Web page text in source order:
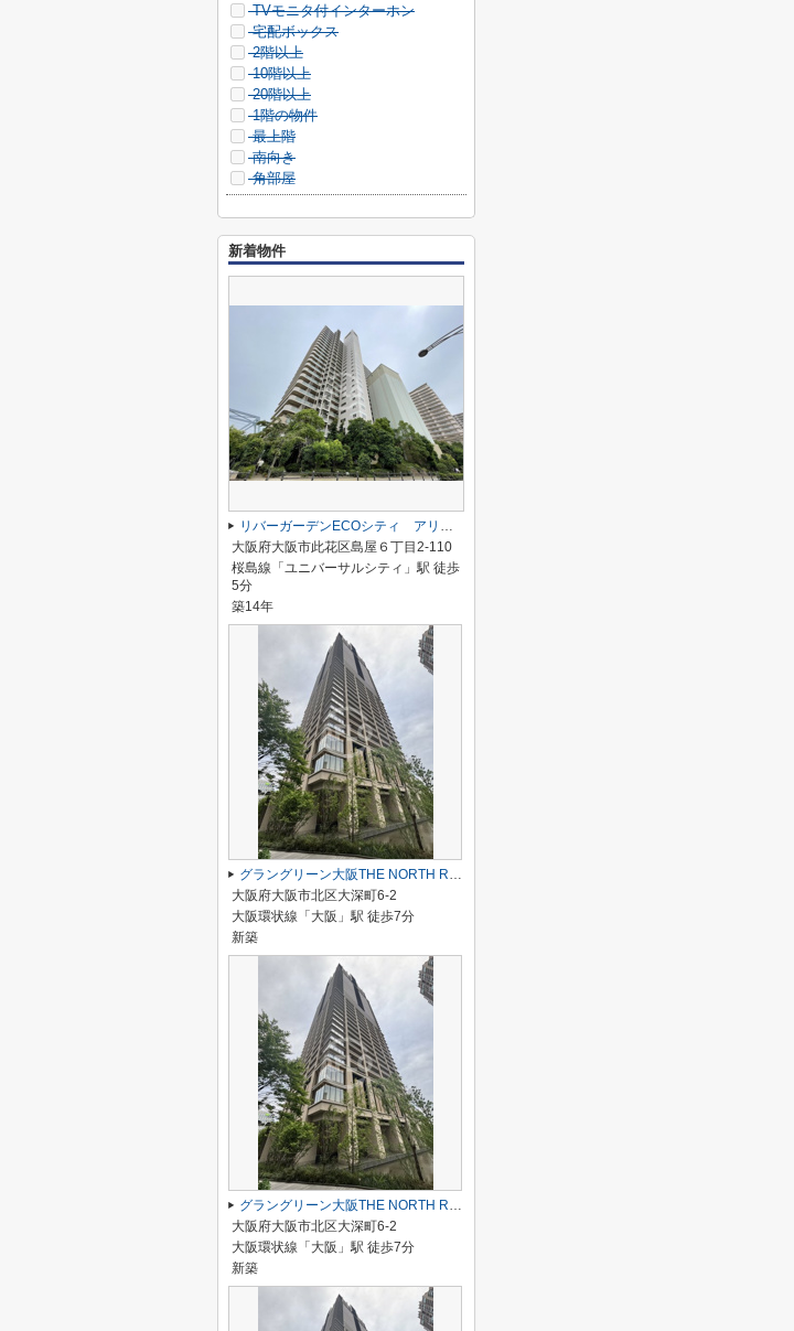
TVモニタ付インターホン
宅配ボックス
2階以上
10階以上
20階以上
1階の物件
最上階
南向き
角部屋
新着物件
リバーガーデンECOシティ アリスの森
大阪府大阪市此花区島屋６丁目2-110
桜島線「ユニバーサルシティ」駅 徒歩
5分
築14年
グラングリーン大阪THE NORTH RESIDENCE
大阪府大阪市北区大深町6-2
大阪環状線「大阪」駅 徒歩7分
新築
グラングリーン大阪THE NORTH RESIDENCE
大阪府大阪市北区大深町6-2
大阪環状線「大阪」駅 徒歩7分
新築